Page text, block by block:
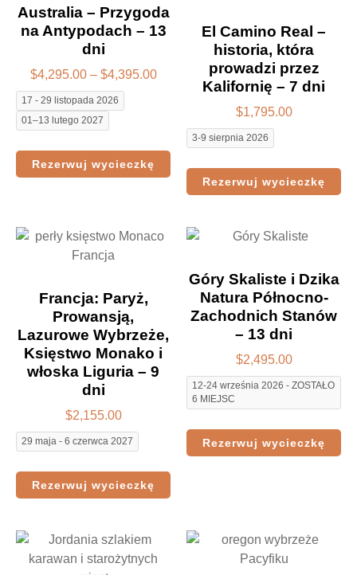
Australia – Przygoda
na Antypodach – 13
dni
$4,295.00 – $4,395.00
17 - 29 listopada 2026
01–13 lutego 2027
Rezerwuj wycieczkę
El Camino Real –
historia, która
prowadzi przez
Kalifornię – 7 dni
$1,795.00
3-9 sierpnia 2026
Rezerwuj wycieczkę
Francja: Paryż,
Prowansją,
Lazurowe Wybrzeże,
Księstwo Monako i
włoska Liguria – 9
dni
$2,155.00
29 maja - 6 czerwca 2027
Rezerwuj wycieczkę
Góry Skaliste i Dzika
Natura Północno-
Zachodnich Stanów
– 13 dni
$2,495.00
12-24 września 2026 - ZOSTAŁO
6 MIEJSC
Rezerwuj wycieczkę